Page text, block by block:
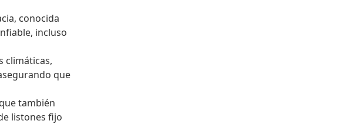
conocida
incluso
climáticas,
que
también
listones fijo